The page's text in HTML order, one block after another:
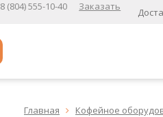
8 (804) 555-10-40
Заказать
Главная  Кофейное